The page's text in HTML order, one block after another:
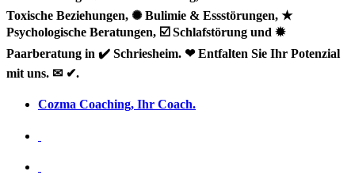
Toxische Beziehungen, ✺ Bulimie & Essstörungen, ★
Psychologische Beratungen, ☑️ Schlafstörung und ✹
Paarberatung in ✔️ Schriesheim. ❤ Entfalten Sie Ihr Potenzial
mit uns. ✉ ✔.
Cozma Coaching, Ihr Coach.